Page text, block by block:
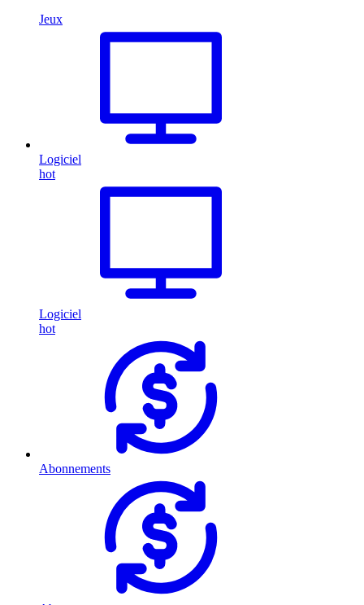
Jeux
Logiciel
hot
Logiciel
hot
Abonnements